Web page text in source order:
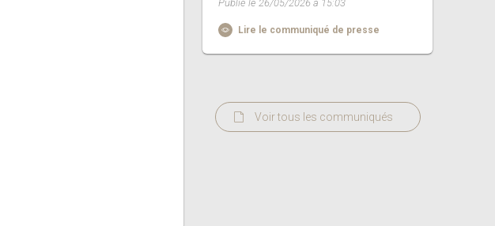
Publié le 26/05/2026 à 15:03
Lire le communiqué de presse
Voir tous les communiqués